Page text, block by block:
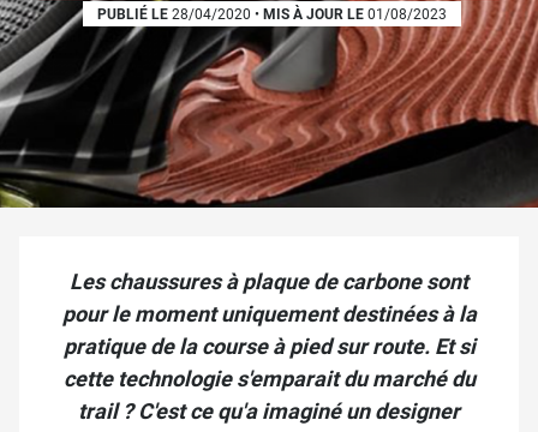
PUBLIÉ LE 28/04/2020 • MIS À JOUR LE 01/08/2023
Les chaussures à plaque de carbone sont
pour le moment uniquement destinées à la
pratique de la course à pied sur route. Et si
cette technologie s'emparait du marché du
trail ? C'est ce qu'a imaginé un designer